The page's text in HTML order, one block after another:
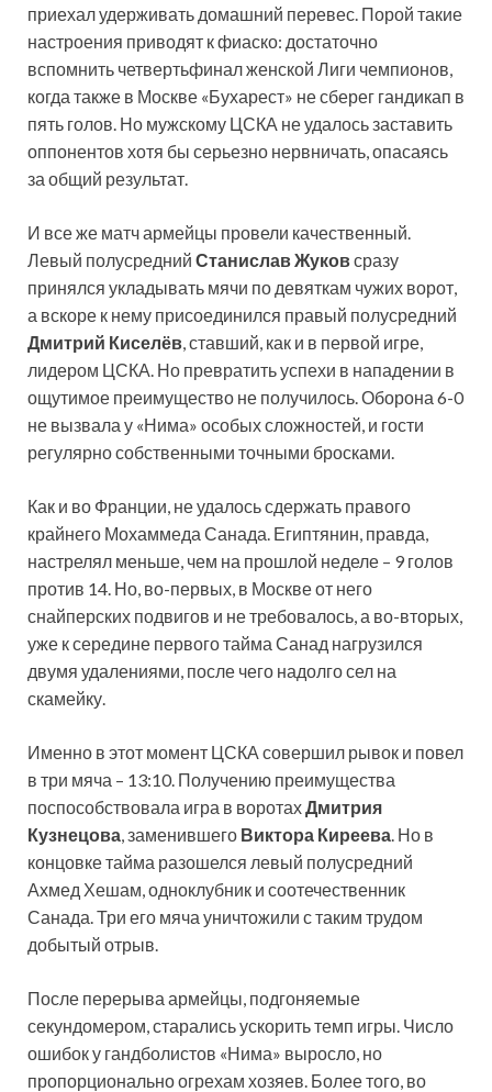
приехал удерживать домашний перевес. Порой такие
настроения приводят к фиаско: достаточно
вспомнить четвертьфинал женской Лиги чемпионов,
когда также в Москве «Бухарест» не сберег гандикап в
пять голов. Но мужскому ЦСКА не удалось заставить
оппонентов хотя бы серьезно нервничать, опасаясь
за общий результат.
И все же матч армейцы провели качественный.
Левый полусредний Станислав Жуковсразу
принялся укладывать мячи по девяткам чужих ворот,
а вскоре к нему присоединился правый полусредний
Дмитрий Киселёв, ставший, как и в первой игре,
лидером ЦСКА. Но превратить успехи в нападении в
ощутимое преимущество не получилось. Оборона 6-0
не вызвала у «Нима» особых сложностей, и гости
регулярно собственными точными бросками.
Как и во Франции, не удалось сдержать правого
крайнего Мохаммеда Санада. Египтянин, правда,
настрелял меньше, чем на прошлой неделе – 9 голов
против 14. Но, во-первых, в Москве от него
снайперских подвигов и не требовалось, а во-вторых,
уже к середине первого тайма Санад нагрузился
двумя удалениями, после чего надолго сел на
скамейку.
Именно в этот момент ЦСКА совершил рывок и повел
в три мяча – 13:10. Получению преимущества
поспособствовала игра в воротахДмитрия
Кузнецова, заменившего Виктора Киреева. Но в
концовке тайма разошелся левый полусредний
Ахмед Хешам, одноклубник и соотечественник
Санада. Три его мяча уничтожили с таким трудом
добытый отрыв.
После перерыва армейцы, подгоняемые
секундомером, старались ускорить темп игры. Число
ошибок у гандболистов «Нима» выросло, но
пропорционально огрехам хозяев. Более того, во